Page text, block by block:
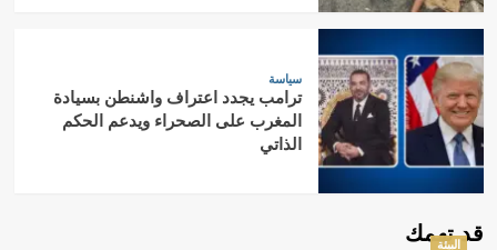
سياسة
ترامب يجدد اعتراف واشنطن بسيادة
المغرب على الصحراء ويدعم الحكم
الذاتي
قد تهمك
البيئة